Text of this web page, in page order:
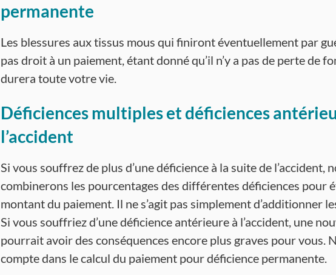
permanente
Les blessures aux tissus mous qui finiront éventuellement par
pas droit à un paiement, étant donné qu’il n’y a pas de perte de
durera toute votre vie.
Déficiences multiples et déficiences
l’accident
Si vous souffrez de plus d’une déficience à la suite de l’accident,
combinerons les pourcentages des différentes déficiences pour
montant du paiement. Il ne s’agit pas simplement d’additionner
Si vous souffriez d’une déficience antérieure à l’accident, une
pourrait avoir des conséquences encore plus graves pour vous.
compte dans le calcul du paiement pour déficience permanente.